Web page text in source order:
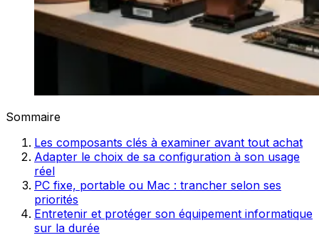
Sommaire
Les composants clés à examiner avant tout achat
Adapter le choix de sa configuration à son usage
réel
PC fixe, portable ou Mac : trancher selon ses
priorités
Entretenir et protéger son équipement informatique
sur la durée